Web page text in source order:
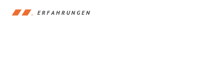
ERFAHRUNGEN